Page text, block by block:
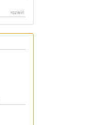
rozwiń